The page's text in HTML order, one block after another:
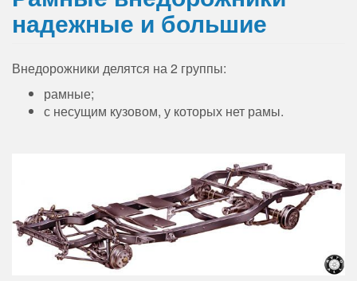
надежные и большие
Внедорожники делятся на 2 группы:
рамные;
с несущим кузовом, у которых нет рамы.